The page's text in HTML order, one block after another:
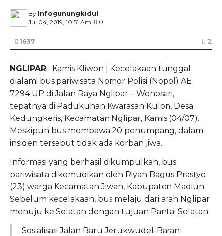
By Infogunungkidul
Jul 04, 2019, 10:51 Am 0
1637 2
NGLIPAR– Kamis Kliwon | Kecelakaan tunggal
dialami bus pariwisata Nomor Polisi (Nopol) AE
7294 UP di Jalan Raya Nglipar – Wonosari,
tepatnya di Padukuhan Kwarasan Kulon, Desa
Kedungkeris, Kecamatan Nglipar, Kamis (04/07).
Meskipun bus membawa 20 penumpang, dalam
insiden tersebut tidak ada korban jiwa.
Informasi yang berhasil dikumpulkan, bus
pariwisata dikemudikan oleh Riyan Bagus Prastyo
(23) warga Kecamatan Jiwan, Kabupaten Madiun.
Sebelum kecelakaan, bus melaju dari arah Nglipar
menuju ke Selatan dengan tujuan Pantai Selatan.
Sosialisasi Jalan Baru Jerukwudel-Baran-